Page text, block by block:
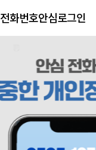
전화번호안심로그인